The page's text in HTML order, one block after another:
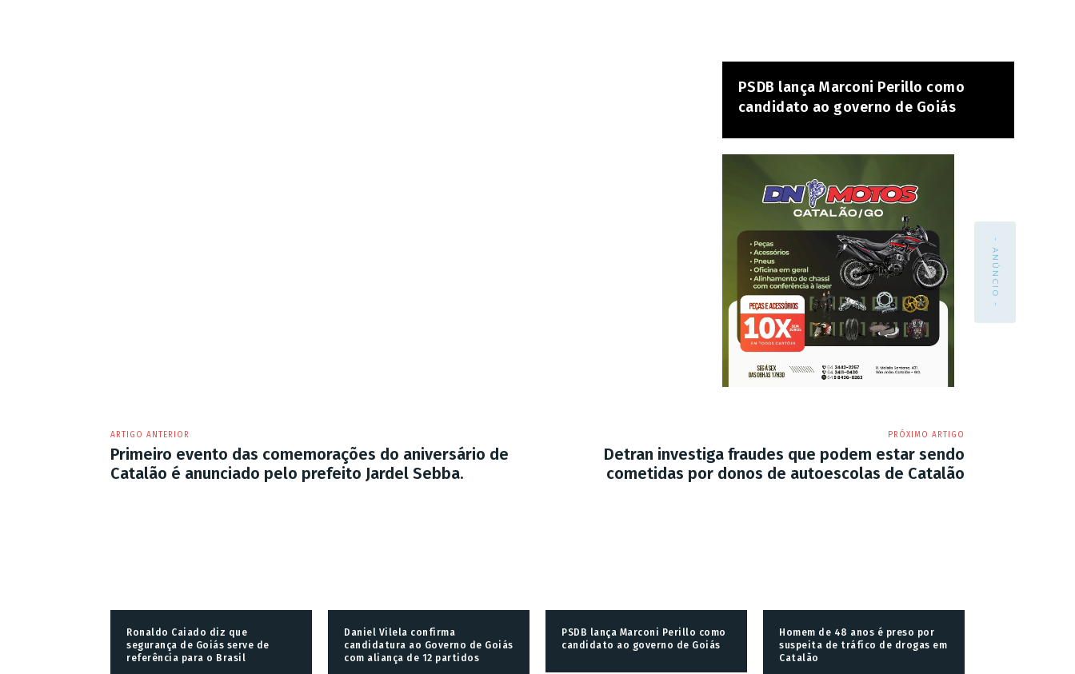
PSDB lança Marconi Perillo como
candidato ao governo de Goiás
- ANÚNCIO -
ARTIGO ANTERIOR
Primeiro evento das comemorações do aniversário de
Catalão é anunciado pelo prefeito Jardel Sebba.
PRÓXIMO ARTIGO
Detran investiga fraudes que podem estar sendo
cometidas por donos de autoescolas de Catalão
Ronaldo Caiado diz que
segurança de Goiás serve de
referência para o Brasil
Daniel Vilela confirma
candidatura ao Governo de Goiás
com aliança de 12 partidos
PSDB lança Marconi Perillo como
candidato ao governo de Goiás
Homem de 48 anos é preso por
suspeita de tráfico de drogas em
Catalão